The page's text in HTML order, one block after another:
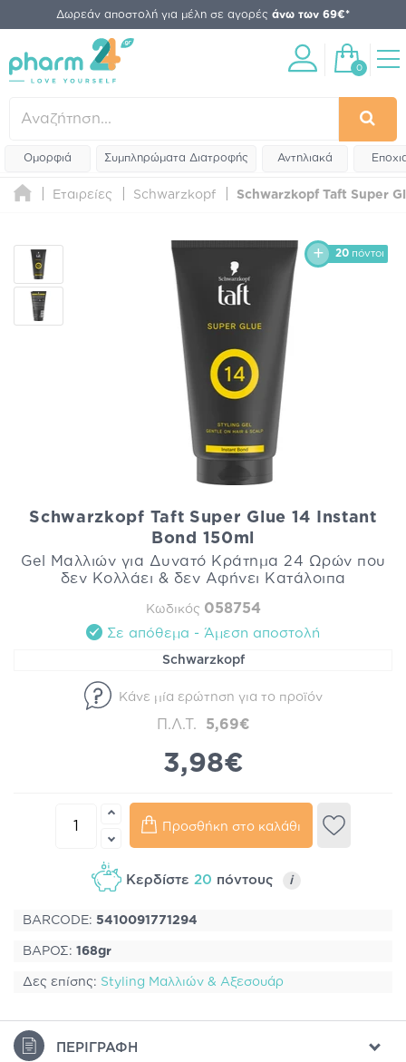
Δωρεάν αποστολή για μέλη σε αγορές άνω των 69€*
0
Ομορφιά Συμπληρώματα Διατροφής Αντηλιακά
Εταιρείες Schwarzkopf Schwarzkopf Taft Super
20 πόντοι
Schwarzkopf Taft Super Glue 14 Instant
Bond 150ml
Gel Μαλλιών για Δυνατό Κράτημα 24 Ωρών που
δεν Κολλάει & δεν Αφήνει Κατάλοιπα
Κωδικός 058754
Σε απόθεμα - Άμεση αποστολή
Schwarzkopf
Κάνε μία ερώτηση για το προϊόν
Π.Λ.Τ. 5,69€
3,98€
Προσθήκη στο καλάθι
Κερδίστε 20 πόντους i
BARCODE: 5410091771294
ΒΑΡΟΣ: 168gr
Δες επίσης: Styling Μαλλιών & Αξεσουάρ
ΠΕΡΙΓΡΑΦΉ